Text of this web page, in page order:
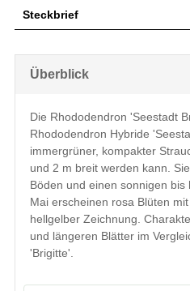
Steckbrief
Blatt
Immergrün,
zugespitzt,
ledrig,
lang
Frucht
Kapselfrucht
Rosa Blüten
Zeichnung
Blütezeit
Mai
Rinde
Braun
Wurzeln
und saure
Überblick
Die Rhododendron 'Seestadt
Rhododendron Hybride
immergrüner, kompakter
und 2 m breit werden kann.
Böden und einen sonnigen
Mai erscheinen rosa Blüten
hellgelber Zeichnung.
und längeren Blätter im
'Brigitte'.